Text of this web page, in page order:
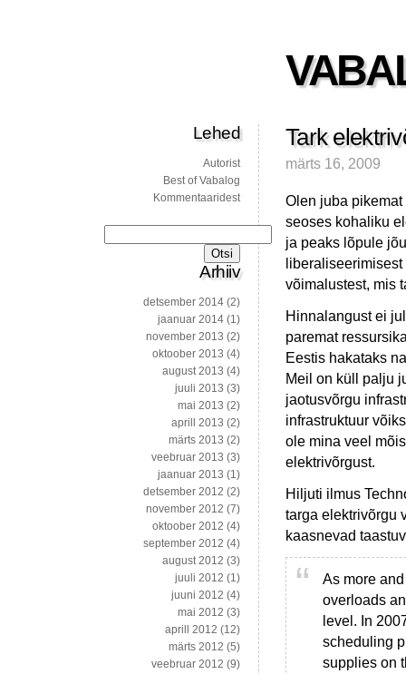
Tark
märts 16, 2009
Olen juba
seoses kohaliku
ja peaks lõpule
võimalustest, mis
Hinnalangust ei
paremat
Eestis hakataks
Meil on küll palju
jaotusvõrgu
infrastruktuur
ole mina veel
elektrivõrgust.
Hiljuti ilmus
targa elektrivõrgu
kaasnevad
As more
overloads
level. In
scheduling
supplies on
Lehed
Autorist
Best of Vabalog
Kommentaaridest
Arhiiv
detsember 2014 (2)
jaanuar 2014 (1)
november 2013 (2)
oktoober 2013 (4)
august 2013 (4)
juuli 2013 (3)
mai 2013 (2)
aprill 2013 (2)
märts 2013 (2)
veebruar 2013 (3)
jaanuar 2013 (1)
detsember 2012 (2)
november 2012 (7)
oktoober 2012 (4)
september 2012 (4)
august 2012 (3)
juuli 2012 (1)
juuni 2012 (4)
mai 2012 (3)
aprill 2012 (12)
märts 2012 (5)
veebruar 2012 (9)